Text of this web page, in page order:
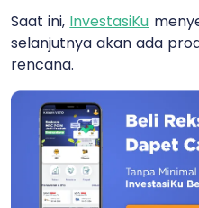
Saat ini, InvestasiKu
selanjutnya akan ada
rencana.